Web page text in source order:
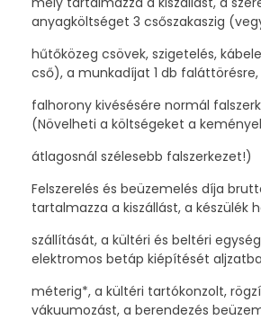
anyagköltséget 3 csőszakaszig
hűtőközeg csövek, szigetelés,
cső), a munkadíjat 1 db
falhorony kivésésére normál
(Növelheti a költségeket a
átlagosnál szélesebb falszerkezet!)
Felszerelés és beüzemelés díja
tartalmazza a kiszállást, a készülék
szállítását, a kültéri és beltéri
elektromos betáp kiépítését
méterig*, a kültéri tartókonzolt,
vákuumozást, a berendezés